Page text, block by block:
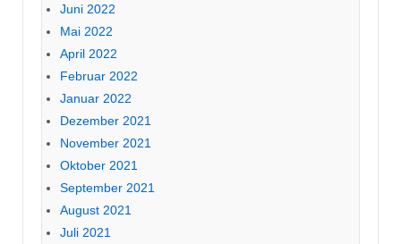
Juni 2022
Mai 2022
April 2022
Februar 2022
Januar 2022
Dezember 2021
November 2021
Oktober 2021
September 2021
August 2021
Juli 2021